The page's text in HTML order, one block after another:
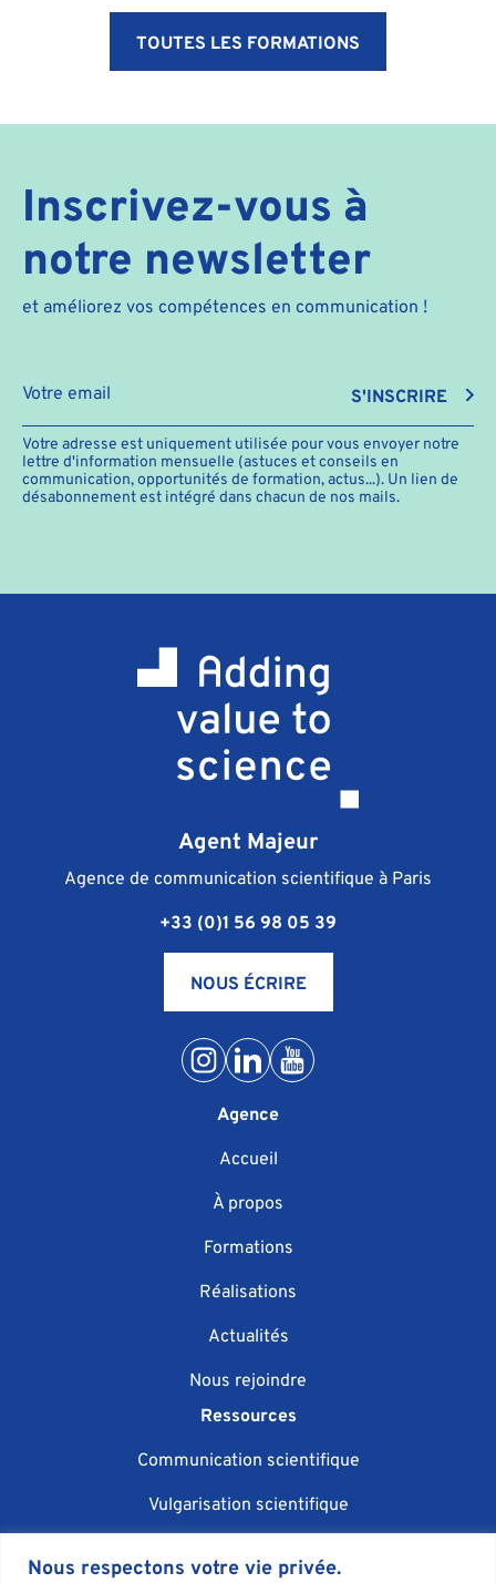
Nous respectons votre vie privée.
TOUTES LES FORMATIONS
Inscrivez-vous à
notre newsletter
et améliorez vos compétences en communication !
S'INSCRIRE
Votre adresse est uniquement utilisée pour vous envoyer notre
lettre d'information mensuelle (astuces et conseils en
communication, opportunités de formation, actus...). Un lien de
désabonnement est intégré dans chacun de nos mails.
Agent Majeur
Agence de communication scientifique à Paris
+33 (0)1 56 98 05 39
NOUS ÉCRIRE
Agence
Accueil
À propos
Formations
Réalisations
Actualités
Nous rejoindre
Ressources
Communication scientifique
Vulgarisation scientifique